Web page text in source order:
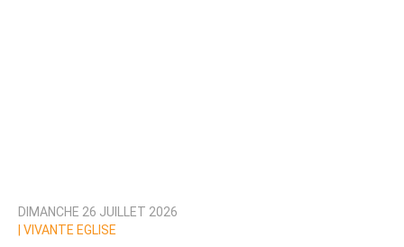
DIMANCHE 26 JUILLET 2026
VIVANTE EGLISE